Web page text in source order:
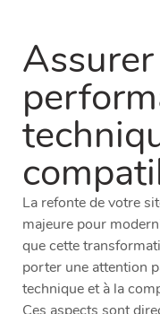
La refonte de votre
majeure pour
que cette
porter une attention
technique et à la